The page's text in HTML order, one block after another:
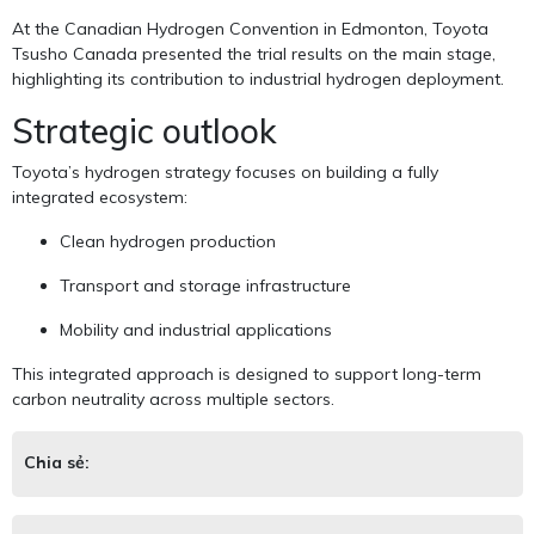
At the Canadian Hydrogen Convention in Edmonton, Toyota
Tsusho Canada presented the trial results on the main stage,
highlighting its contribution to industrial hydrogen deployment.
Strategic outlook
Toyota’s hydrogen strategy focuses on building a fully
integrated ecosystem:
Clean hydrogen production
Transport and storage infrastructure
Mobility and industrial applications
This integrated approach is designed to support long-term
carbon neutrality across multiple sectors.
Chia sẻ: